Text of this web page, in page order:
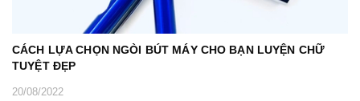
CÁCH LỰA CHỌN NGÒI BÚT MÁY CHO BẠN LUYỆN CHỮ
TUYỆT ĐẸP
20/08/2022